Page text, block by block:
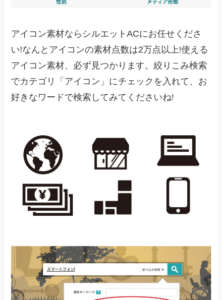
アイコン素材ならシルエットACにお任せくださ
い!なんとアイコンの素材点数は2万点以上!使える
アイコン素材、必ず見つかります。絞りこみ検索
でカテゴリ「アイコン」にチェックを入れて、お
好きなワードで検索してみてくださいね!